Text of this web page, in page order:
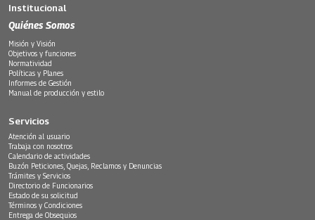
Institucional
Quiénes Somos
Misión y Visión
Objetivos y funciones
Normatividad
Políticas y Planes
Informes de Gestión
Manual de producción y estilo
Servicios
Atención al usuario
Trabaja con nosotros
Calendario de actividades
Buzón Peticiones, Quejas, Reclamos y Denuncias
Trámites y Servicios
Directorio de Funcionarios
Estado de su solicitud
Términos y Condiciones
Entrega de Obsequios